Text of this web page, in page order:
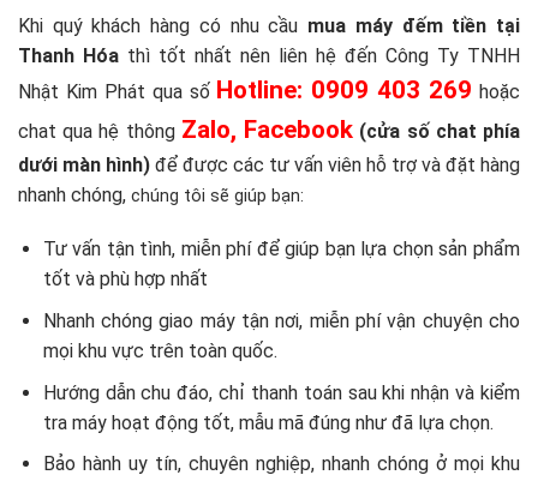
Khi quý khách hàng có nhu cầu mua máy đếm tiền tại
Thanh Hóa thì tốt nhất nên liên hệ đến Công Ty TNHH
Nhật Kim Phát qua số Hotline: 0909 403 269 hoặc
chat qua hệ thông Zalo, Facebook (cửa số chat phía
dưới màn hình) để được các tư vấn viên hỗ trợ và đặt hàng
nhanh chóng, chúng tôi sẽ giúp bạn:
Tư vấn tận tình, miễn phí để giúp bạn lựa chọn sản phẩm
tốt và phù hợp nhất
Nhanh chóng giao máy tận nơi, miễn phí vận chuyện cho
mọi khu vực trên toàn quốc.
Hướng dẫn chu đáo, chỉ thanh toán sau khi nhận và kiểm
tra máy hoạt động tốt, mẫu mã đúng như đã lựa chọn.
Bảo hành uy tín, chuyên nghiệp, nhanh chóng ở mọi khu